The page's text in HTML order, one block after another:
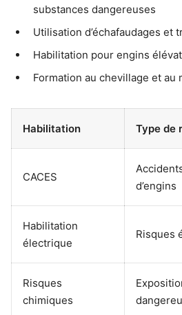
substances dangereuses
Utilisation d’échafaudages et
Habilitation pour engins
Formation au chevillage et au
Habilitation Type de
CACES
d’engins
Habilitation
électrique
Risques
Risques
chimiques